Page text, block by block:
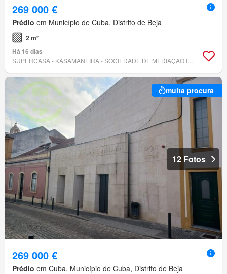
269 000 €
Prédio em Município de Cuba, Distrito de Beja
2 m²
Há 16 dias
muita procura
12 Fotos
269 000 €
Prédio em Cuba, Município de Cuba, Distrito de Beja